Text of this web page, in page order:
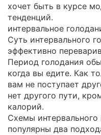
хочет быть в курсе
тенденций.
интервальное
Суть интервального
эффективно
Период голодания
когда вы едите. Как
вам не поступает
нет другого пути,
калорий.
Схемы
популярны два